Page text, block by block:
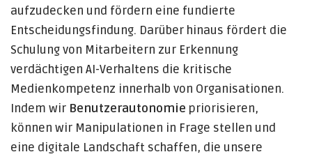
aufzudecken und fördern eine fundierte
Entscheidungsfindung. Darüber hinaus fördert die
Schulung von Mitarbeitern zur Erkennung
verdächtigen AI-Verhaltens die kritische
Medienkompetenz innerhalb von Organisationen.
Indem wir Benutzerautonomie priorisieren,
können wir Manipulationen in Frage stellen und
eine digitale Landschaft schaffen, die unsere